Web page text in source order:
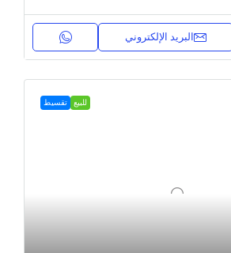
البريد الإلكتروني
للبيع تقسيط